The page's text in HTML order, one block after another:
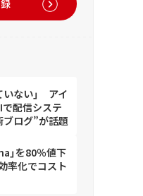
いない」 アイ
で配信システ
ログ”が話題
」を80％値下
率化でコスト